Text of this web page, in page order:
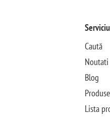
Caută
Noutati
Blog
Lista